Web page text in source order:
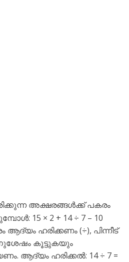
അക്ഷരങ്ങൾക്ക് പകരം
15 × 2 + 14 ÷ 7 – 10
ആദ്യം ഹരിക്കണം (÷), പിന്നീട്
കൂട്ടുകയും
ആദ്യം ഹരിക്കൽ: 14 ÷ 7 =